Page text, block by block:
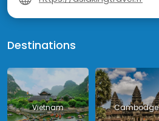
Destinations
Vietnam Cambodge